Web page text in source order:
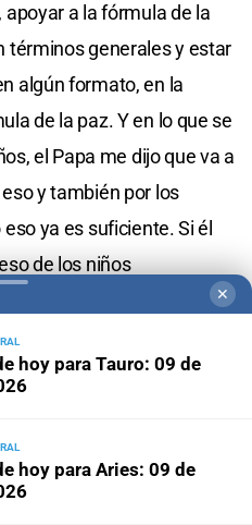
a la fórmula de la
términos generales y estar
algún formato, en la
de la paz. Y en lo que se
el Papa me dijo que va a
y también por los
ya es suficiente. Si él
de los niños
Si puede venir a
si tuviéramos que elegir,
deportados. Yo me
✕
hoy para Tauro: 09 de
hoy para Aries: 09 de